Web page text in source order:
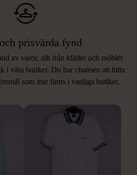
prisvärda fynd
av varor, allt från kläder och möbler
i våra butiker. Du har chansen att hitta
som inte finns i vanliga butiker.
PRODUKTER
som påminner om denna